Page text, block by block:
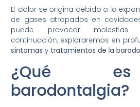
El dolor se origina debido a la
de gases atrapados en
puede provocar molestias
continuación, exploraremos en
síntomas y tratamientos de la
¿Qué
barodontalgia?